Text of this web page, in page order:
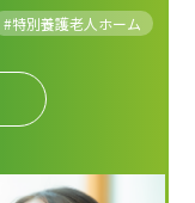
#特別養護老人ホーム